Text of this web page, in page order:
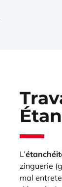
L’
zinguerie
mal